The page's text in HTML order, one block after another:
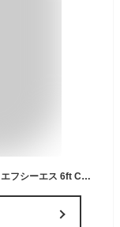
リーシュコード サーフィン ショートボード FCS エフシーエス 6ft COMP サーフボード 流れ防止 ESSENTIAL SERIES コンプ6 軽量 ショート用【即】